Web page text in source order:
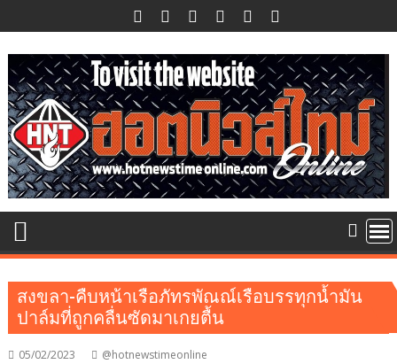
to
content
สงขลา-คืบหน้าเรือภัทรพัณณ์เรือบรรทุกน้ำมัน
ปาล์มที่ถูกคลื่นซัดมาเกยตื้น
05/02/2023 @hotnewstimeonline